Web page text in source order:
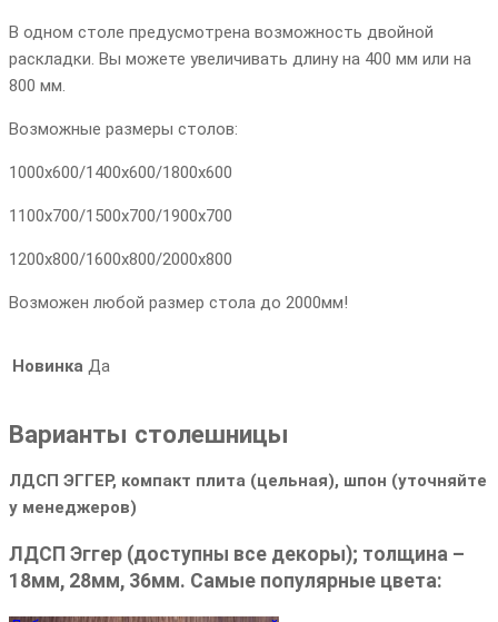
В одном столе предусмотрена возможность двойной
раскладки. Вы можете увеличивать длину на 400 мм или на
800 мм.
Возможные размеры столов:
1000х600/1400х600/1800х600
1100х700/1500х700/1900х700
1200х800/1600х800/2000х800
Возможен любой размер стола до 2000мм!
Новинка Да
Варианты столешницы
ЛДСП ЭГГЕР, компакт плита (цельная), шпон (уточняйте
у менеджеров)
ЛДСП Эггер (доступны все декоры); толщина –
18мм, 28мм, 36мм. Самые популярные цвета: